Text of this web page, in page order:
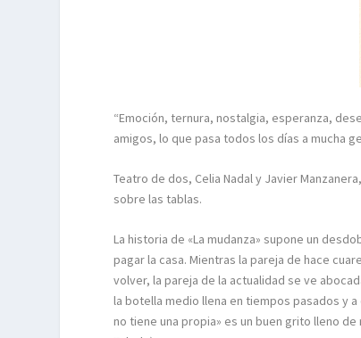
“Emoción, ternura, nostalgia, esperanza,
amigos, lo que pasa todos los días a mucha
Teatro de dos, Celia Nadal y Javier
sobre las tablas.
La historia de «La mudanza» supone un
pagar la casa. Mientras la pareja de hace
volver, la pareja de la actualidad se ve
la botella medio llena en tiempos pasados y
no tiene una propia» es un buen grito lleno